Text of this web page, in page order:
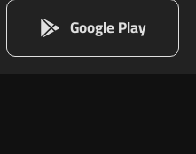
Google Play